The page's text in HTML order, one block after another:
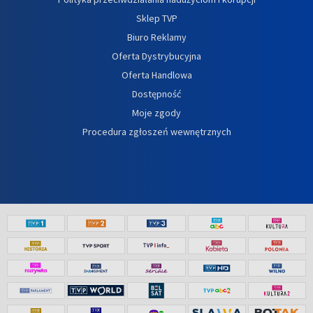
Sklep TVP
Biuro Reklamy
Oferta Dystrybucyjna
Oferta Handlowa
Dostępność
Moje zgody
Procedura zgłoszeń wewnętrznych